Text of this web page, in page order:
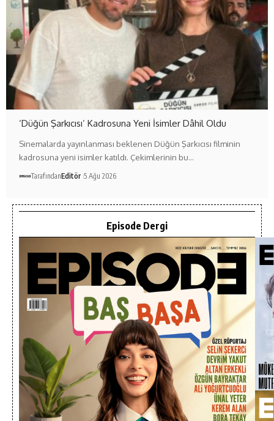
‘Düğün Şarkıcısı’ Kadrosuna Yeni İsimler Dâhil Oldu
Sinemalarda yayınlanması beklenen Düğün Şarkıcısı filminin
kadrosuna yeni isimler katıldı. Çekimlerinin bu…
TarafındanEditör 5 Ağu 2026
Episode Dergi